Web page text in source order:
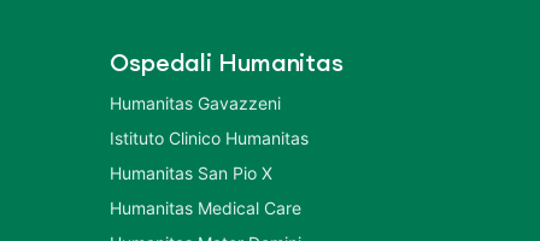
Ospedali Humanitas
Humanitas Gavazzeni
Istituto Clinico Humanitas
Humanitas San Pio X
Humanitas Medical Care